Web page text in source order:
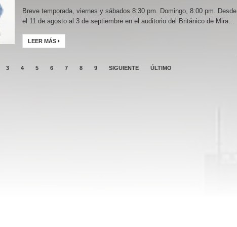
Breve temporada, viernes y sábados 8:30 pm. Domingo, 8:00 pm. Desde
el 11 de agosto al 3 de septiembre en el auditorio del Británico de Mira...
LEER MÁS
3 4 5 6 7 8 9 SIGUIENTE ÚLTIMO